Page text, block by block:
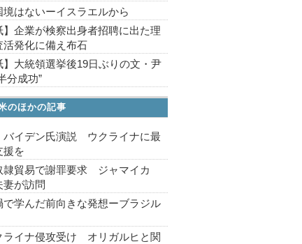
境はないーイスラエルから
】企業が検察出身者招聘に出た理
発化に備え布石
】大統領選挙後19日ぶりの文・尹
分成功”
のほかの記事
バイデン氏演説 ウクライナに最
援を
隷貿易で謝罪要求 ジャマイカ
妻が訪問
で学んだ前向きな発想ーブラジル
ライナ侵攻受け オリガルヒと関